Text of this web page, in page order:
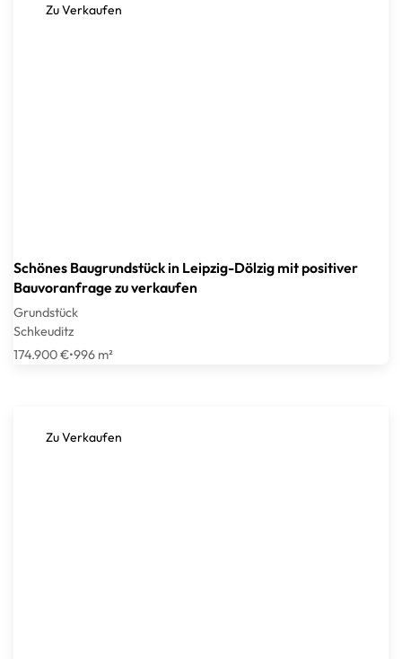
Zu Verkaufen
Schönes Baugrundstück in Leipzig-Dölzig mit positiver
Bauvoranfrage zu verkaufen
Grundstück
Schkeuditz
174.900 €•996 m²
Zu Verkaufen